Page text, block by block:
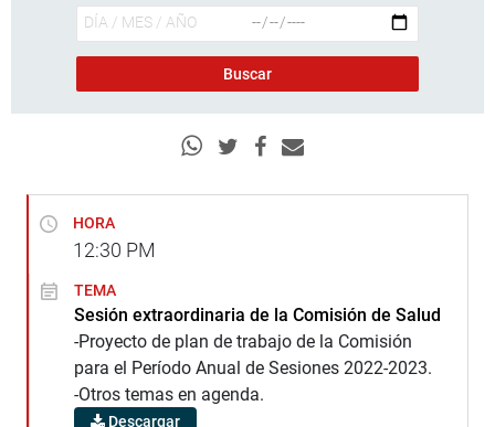
HORA
12:30 PM
TEMA
Sesión extraordinaria de la Comisión de Salud
-Proyecto de plan de trabajo de la Comisión
para el Período Anual de Sesiones 2022-2023.
-Otros temas en agenda.
Descargar